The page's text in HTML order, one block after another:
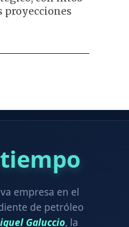
proyecciones